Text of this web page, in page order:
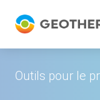
Outils pour le